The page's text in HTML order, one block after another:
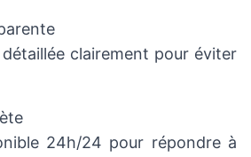
clairement pour éviter
24h/24 pour répondre à